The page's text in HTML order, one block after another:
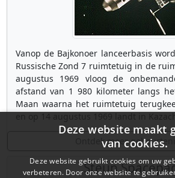
Vanop de Bajkonoer lanceerbasis
Russische Zond 7 ruimtetuig in de
augustus 1969 vloog de
afstand van 1 980 kilometer langs
Maan waarna het ruimtetuig
Ontdek meer
Steun
Deze website maakt
van cookies.
Deze website gebruikt cookies om uw
verbeteren. Door onze website te